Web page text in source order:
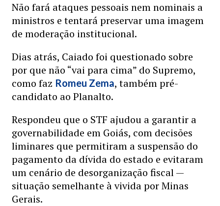
Não fará ataques pessoais nem nominais a
ministros e tentará preservar uma imagem
de moderação institucional.
Dias atrás, Caiado foi questionado sobre
por que não “vai para cima” do Supremo,
como faz Romeu Zema, também pré-
candidato ao Planalto.
Respondeu que o STF ajudou a garantir a
governabilidade em Goiás, com decisões
liminares que permitiram a suspensão do
pagamento da dívida do estado e evitaram
um cenário de desorganização fiscal —
situação semelhante à vivida por Minas
Gerais.